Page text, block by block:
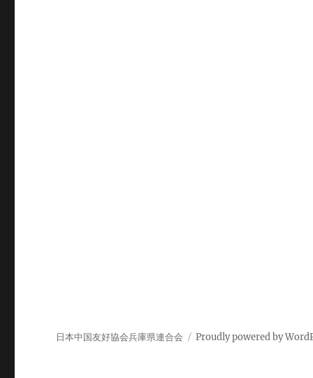
日本中国友好協会兵庫県連合会 Proudly powered by